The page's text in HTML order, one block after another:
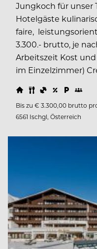
Jungkoch für unser
Hotelgäste
faire,
3.300.- brutto, je
Arbeitszeit Kost
im Einzelzimmer)
Bis zu € 3.300,00 brutto
6561 Ischgl, Österreich